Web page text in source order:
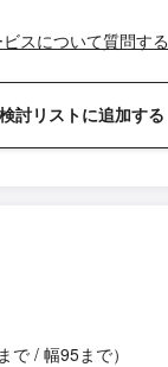
スについて質問する
検討リストに追加する
で / 幅95まで）